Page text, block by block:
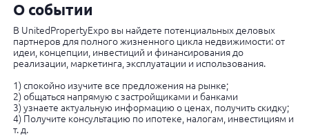
О событии
В UnitedPropertyExpo вы найдете потенциальных деловых
партнеров для полного жизненного цикла недвижимости: от
идеи, концепции, инвестиций и финансирования до
реализации, маркетинга, эксплуатации и использования.
1) спокойно изучите все предложения на рынке;
2) общаться напрямую с застройщиками и банками
3) узнаете актуальную информацию о ценах, получить скидку;
4) Получите консультацию по ипотеке, налогам, инвестициям и
т. д.